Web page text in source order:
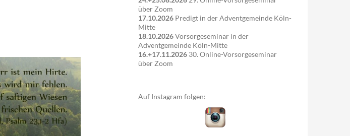
über Zoom
17.10.2026 Predigt in der Adventgemeinde Köln-
Mitte
18.10.2026Vorsorgeseminar in der
Adventgemeinde Köln-Mitte
16.+17.11.2026 30. Online-Vorsorgeseminar
über Zoom
Auf Instagram folgen: